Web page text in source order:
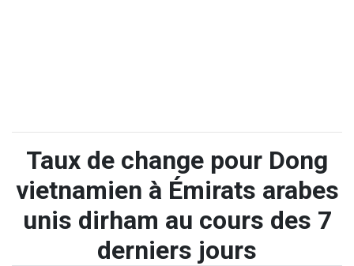
Taux de change pour Dong
vietnamien à Émirats arabes
unis dirham au cours des 7
derniers jours